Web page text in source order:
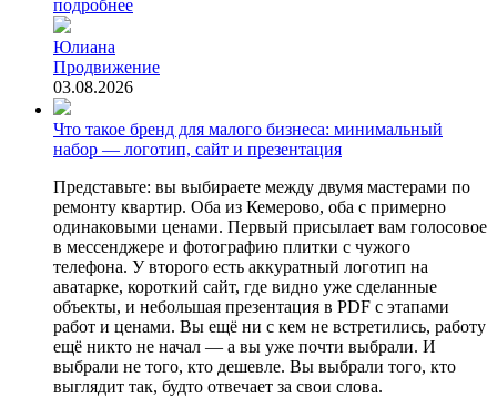
подробнее
Юлиана
Продвижение
03.08.2026
Что такое бренд для малого бизнеса: минимальный
набор — логотип, сайт и презентация
Представьте: вы выбираете между двумя мастерами по
ремонту квартир. Оба из Кемерово, оба с примерно
одинаковыми ценами. Первый присылает вам голосовое
в мессенджере и фотографию плитки с чужого
телефона. У второго есть аккуратный логотип на
аватарке, короткий сайт, где видно уже сделанные
объекты, и небольшая презентация в PDF с этапами
работ и ценами. Вы ещё ни с кем не встретились, работу
ещё никто не начал — а вы уже почти выбрали. И
выбрали не того, кто дешевле. Вы выбрали того, кто
выглядит так, будто отвечает за свои слова.